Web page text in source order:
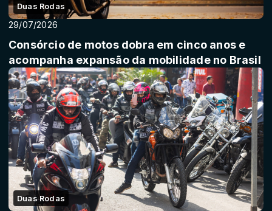
Duas Rodas
29/07/2026
Consórcio de motos dobra em cinco anos e
acompanha expansão da mobilidade no Brasil
Duas Rodas